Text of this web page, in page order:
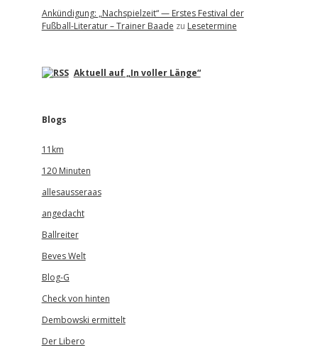
Ankündigung: „Nachspielzeit“ — Erstes Festival der
Fußball-Literatur – Trainer Baade zu Lesetermine
Aktuell auf „In voller Länge“
Blogs
11km
120 Minuten
allesausseraas
angedacht
Ballreiter
Beves Welt
Blog-G
Check von hinten
Dembowski ermittelt
Der Libero